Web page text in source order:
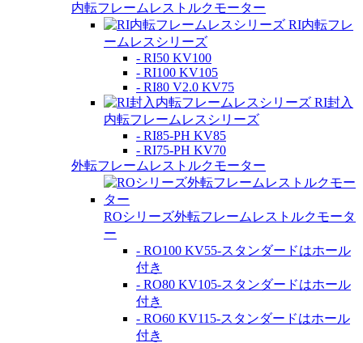
内転フレームレストルクモーター
RI内転フレ
ームレスシリーズ
- RI50 KV100
- RI100 KV105
- RI80 V2.0 KV75
RI封入
内転フレームレスシリーズ
- RI85-PH KV85
- RI75-PH KV70
外転フレームレストルクモーター
ROシリーズ外転フレームレストルクモータ
ー
- RO100 KV55-スタンダードはホール
付き
- RO80 KV105-スタンダードはホール
付き
- RO60 KV115-スタンダードはホール
付き